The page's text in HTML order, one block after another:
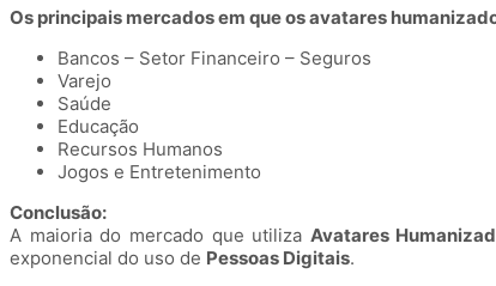
Os principais mercados em que os avatares
Bancos – Setor Financeiro – Seguros
Varejo
Saúde
Educação
Recursos Humanos
Jogos e Entretenimento
Conclusão:
A maioria do mercado que utiliza Avatares
exponencial do uso de Pessoas Digitais.